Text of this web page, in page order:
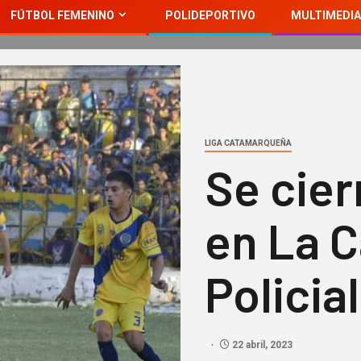
FÚTBOL FEMENINO POLIDEPORTIVO MULTIMEDIA
LIGA CATAMARQUEÑA
Se
en La
22 abril, 2023